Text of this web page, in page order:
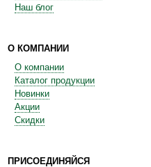
Наш блог
О КОМПАНИИ
О компании
Каталог продукции
Новинки
Акции
Скидки
ПРИСОЕДИНЯЙСЯ